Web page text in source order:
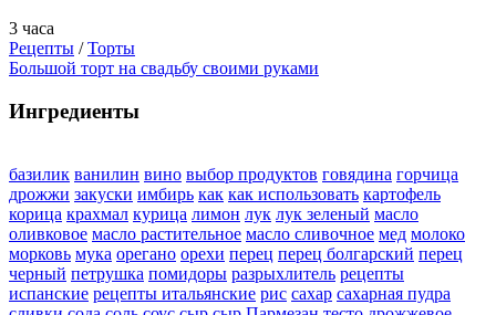
3 часа
Рецепты /Торты
Большой торт на свадьбу своими руками
Ингредиенты
базилик ванилин вино выбор продуктов говядина горчица
дрожжи закуски имбирь как как использовать картофель
корица крахмал курица лимон лук лук зеленый масло
оливковое масло растительное масло сливочное мед молоко
морковь мука орегано орехи перец перец болгарский перец
черный петрушка помидоры разрыхлитель рецепты
испанские рецепты итальянские рис сахар сахарная пудра